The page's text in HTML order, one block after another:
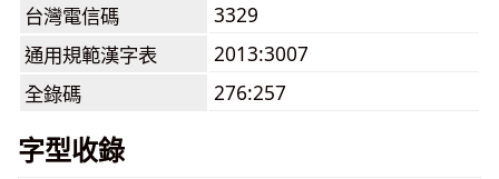
台灣電信碼
3329
通用規範漢字表
2013:3007
全錄碼
276:257
字型收錄